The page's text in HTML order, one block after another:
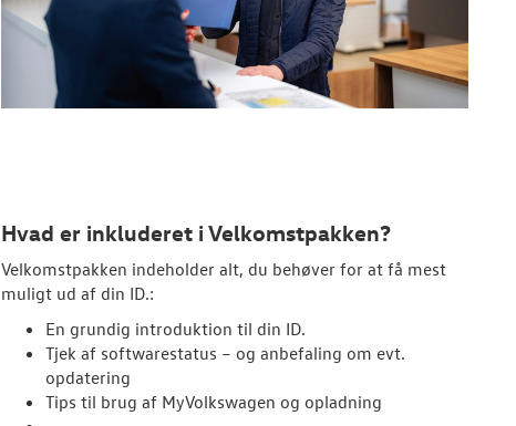
Hvad er inkluderet i Velkomstpakken?
Velkomstpakken indeholder alt, du behøver for at få mest
muligt ud af din ID.:
En grundig introduktion til din ID.
Tjek af softwarestatus – og anbefaling om evt.
opdatering
Tips til brug af MyVolkswagen og opladning